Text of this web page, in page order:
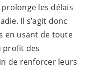
les délais
Il s’agit donc
en usant de toute
profit des
de renforcer leurs